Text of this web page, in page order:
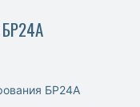
БР24А
БР24А